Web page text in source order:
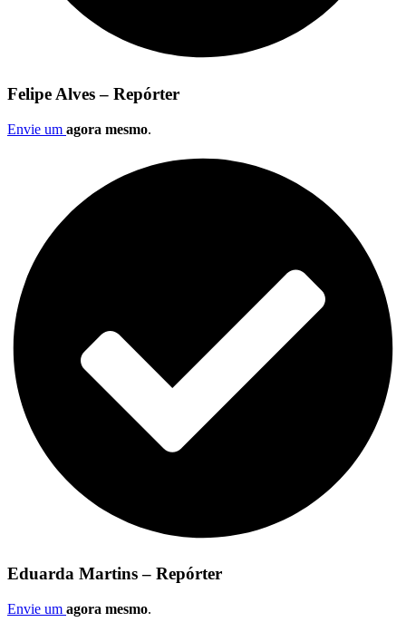
Felipe Alves – Repórter
Envie um agora mesmo.
Eduarda Martins – Repórter
Envie um agora mesmo.